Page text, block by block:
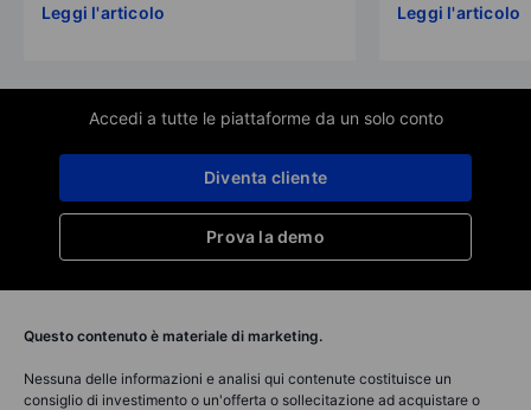
Leggi l'articolo
Leggi l'articolo
Accedi a tutte le piattaforme da un solo conto
Prova la demo
Diventa cliente
Questo contenuto è materiale di marketing.
Nessuna delle informazioni e analisi qui contenute costituisce un
consiglio di investimento o un'offerta o sollecitazione ad acquistare o